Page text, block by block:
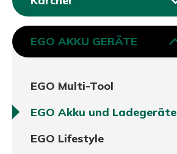
EGO AKKU GERÄTE
EGO Multi-Tool
EGO Akku und Ladegeräte
EGO Lifestyle